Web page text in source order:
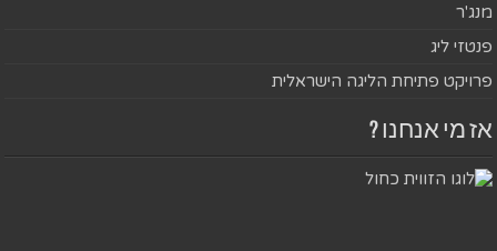
מנג'ר
פנטזי ליג
פרויקט פתיחת הליגה הישראלית
אז מי אנחנו ?